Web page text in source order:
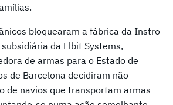
bloquearam a fábrica da Instro
da Elbit Systems,
de armas para o Estado de
de Barcelona decidiram não
de navios que transportam armas